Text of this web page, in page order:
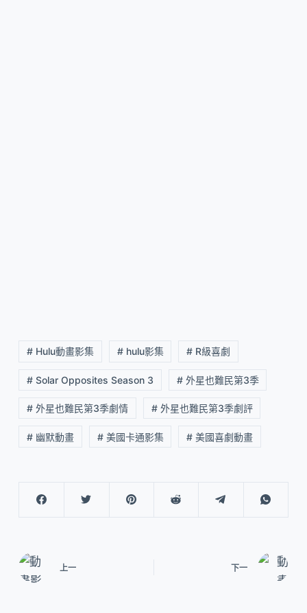
# Hulu動畫影集 # hulu影集 # R級喜劇
# Solar Opposites Season 3 # 外星也難民第3季
# 外星也難民第3季劇情 # 外星也難民第3季劇評
# 幽默動畫 # 美國卡通影集 # 美國喜劇動畫
上一 下一